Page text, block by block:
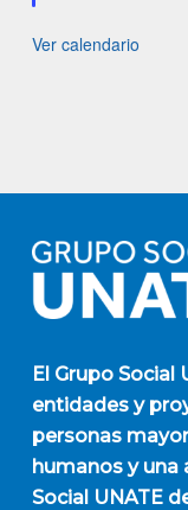
Ver calendario
El Grupo Social
entidades y
personas
humanos y una
Social UNATE